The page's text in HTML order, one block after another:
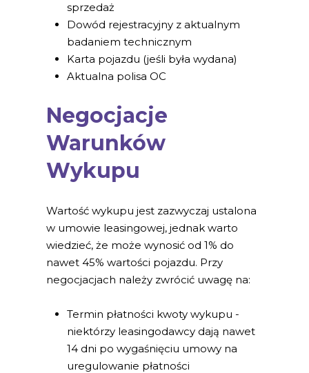
sprzedaż
Dowód rejestracyjny z aktualnym
badaniem technicznym
Karta pojazdu (jeśli była wydana)
Aktualna polisa OC
Negocjacje
Warunków
Wykupu
Wartość wykupu jest zazwyczaj ustalona
w umowie leasingowej, jednak warto
wiedzieć, że może wynosić od 1% do
nawet 45% wartości pojazdu. Przy
negocjacjach należy zwrócić uwagę na:
Termin płatności kwoty wykupu -
niektórzy leasingodawcy dają nawet
14 dni po wygaśnięciu umowy na
uregulowanie płatności